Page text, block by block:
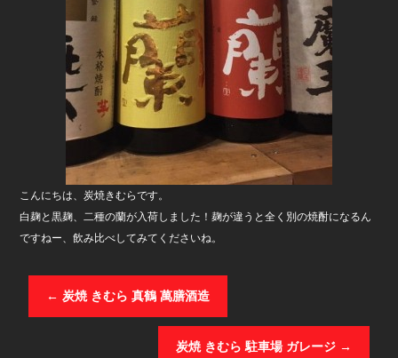
こんにちは、炭焼きむらです。
白麹と黒麹、二種の蘭が入荷しました！麹が違うと全く別の焼酎になるん
ですねー、飲み比べしてみてくださいね。
← 炭焼 きむら 真鶴 萬膳酒造
炭焼 きむら 駐車場 ガレージ →